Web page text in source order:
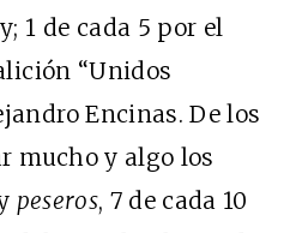
1 de cada 5 por el
“Unidos
Encinas. De los
mucho y algo los
peseros, 7 de cada 10